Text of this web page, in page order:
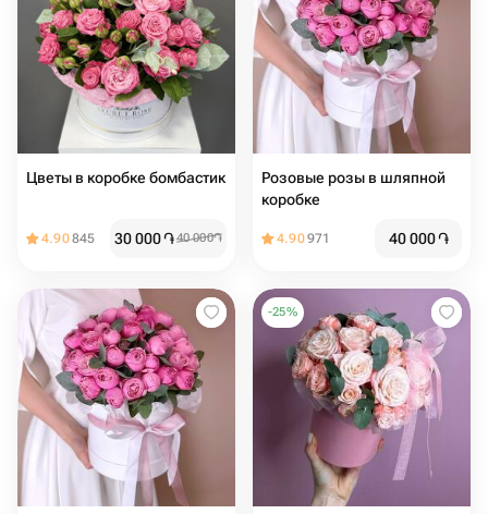
Цветы в коробке бомбастик
4.90845 30 000֏40 000֏
Розовые розы в шляпной
коробке
4.90971 40 000֏
-25%